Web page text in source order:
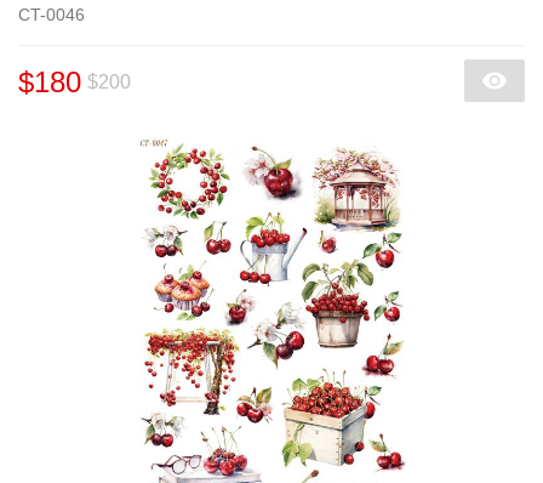
CT-0046
$180 $200